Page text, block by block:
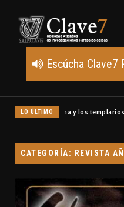
Escúcha Clave7
LO ÚLTIMO Un meteoro
CATEGORÍA: REVISTA